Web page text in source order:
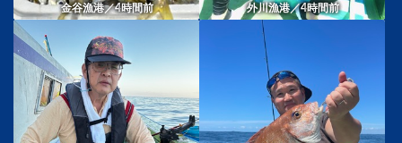
金谷漁港／4時間前 外川漁港／4時間前